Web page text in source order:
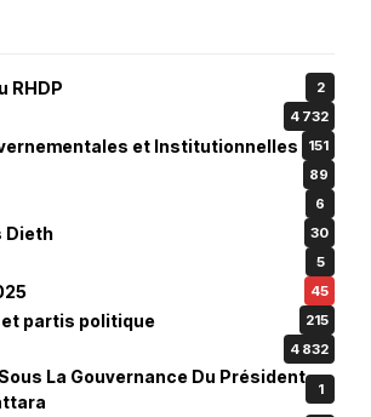
RHDP 2
4 732
et Institutionnelles 151
89
6
Dieth 30
5
45
et partis politique 215
4 832
La Gouvernance Du Président
1